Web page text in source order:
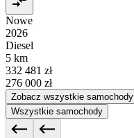
Nowe
2026
Diesel
5 km
332 481 zł
276 000 zł
Zobacz wszystkie samochody
Wszystkie samochody